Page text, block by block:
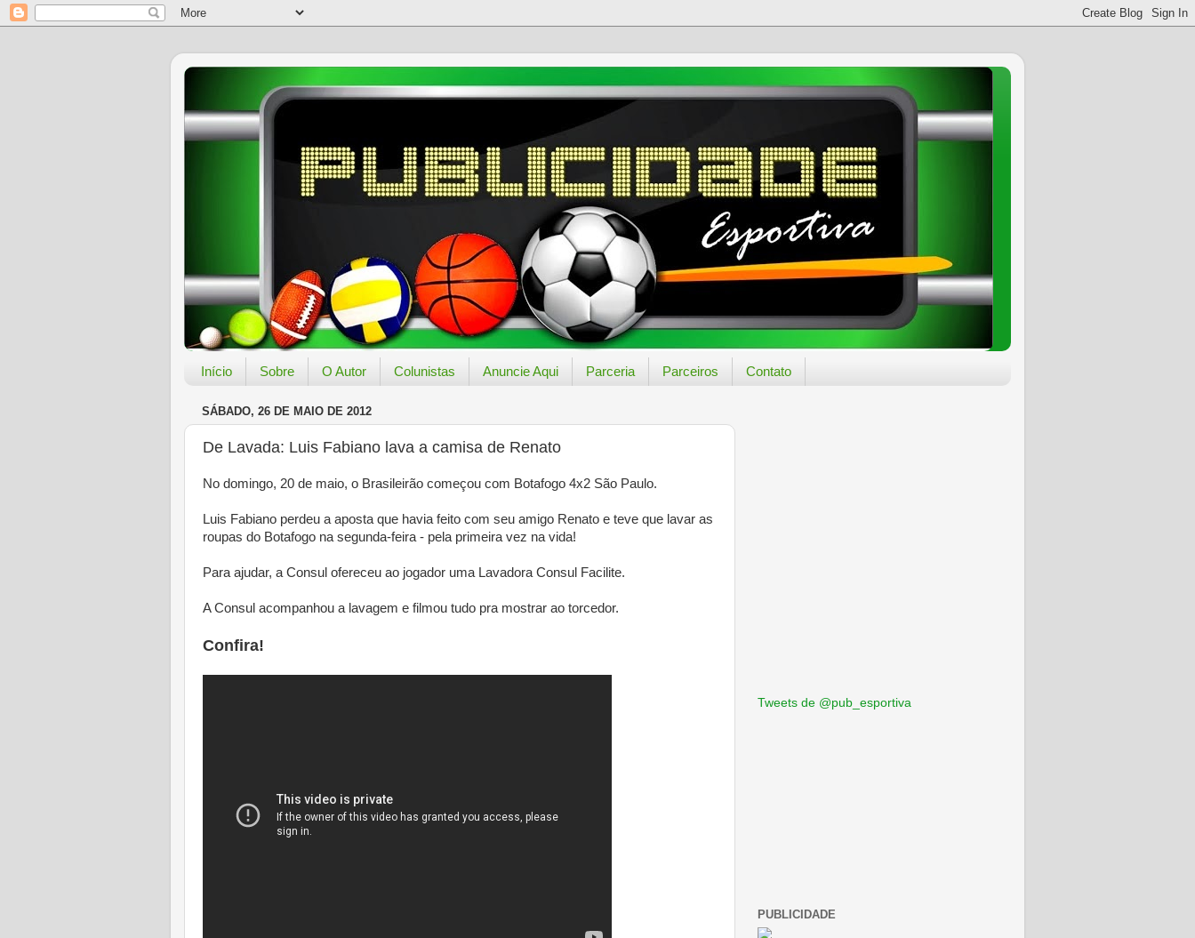
Início Sobre O Autor Colunistas Anuncie Aqui Parceria Parceiros Contato
SÁBADO, 26 DE MAIO DE 2012
De Lavada: Luis Fabiano lava a camisa de Renato
No domingo, 20 de maio, o Brasileirão começou com Botafogo 4x2 São Paulo.
Luis Fabiano perdeu a aposta que havia feito com seu amigo Renato e teve que lavar as
roupas do Botafogo na segunda-feira - pela primeira vez na vida!
Para ajudar, a Consul ofereceu ao jogador uma Lavadora Consul Facilite.
A Consul acompanhou a lavagem e filmou tudo pra mostrar ao torcedor.
Confira!
Tweets de @pub_esportiva
PUBLICIDADE